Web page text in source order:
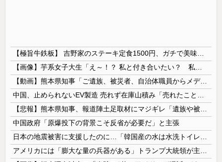
【動画】熊本県知事「ご遺族、被災者、自治体職員からメディアの報道に対し、極めて強い不満や苦情が出ている」記者「具体的には？」→
中国政府「原爆投下の背景こそ反省が必要だ」と主張